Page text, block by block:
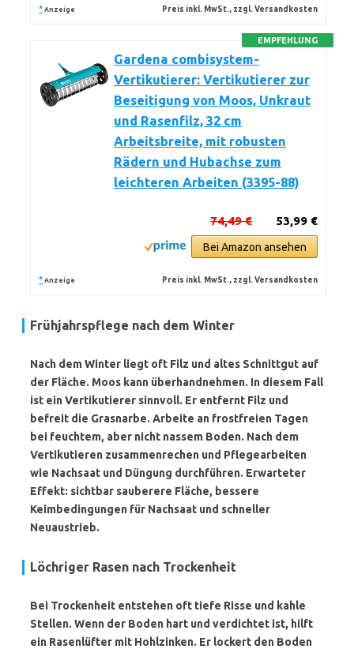
* Anzeige Preis inkl. MwSt., zzgl. Versandkosten
EMPFEHLUNG
Gardena combisystem-
Vertikutierer: Vertikutierer zur
Beseitigung von Moos, Unkraut
und Rasenfilz, 32 cm
Arbeitsbreite, mit robusten
Rädern und Hubachse zum
leichteren Arbeiten (3395-88)
53,99 €
74,49 €
Bei Amazon ansehen
* Anzeige Preis inkl. MwSt., zzgl. Versandkosten
Frühjahrspflege nach dem Winter
Nach dem Winter liegt oft Filz und altes Schnittgut auf
der Fläche. Moos kann überhandnehmen. In diesem Fall
ist einVertikutierer sinnvoll. Er entfernt Filz und
befreit die Grasnarbe. Arbeite an frostfreien Tagen
bei feuchtem, aber nicht nassem Boden. Nach dem
Vertikutieren zusammenrechen und Pflegearbeiten
wie Nachsaat und Düngung durchführen. Erwarteter
Effekt: sichtbar sauberere Fläche, bessere
Keimbedingungen für Nachsaat und schneller
Neuaustrieb.
Löchriger Rasen nach Trockenheit
Bei Trockenheit entstehen oft tiefe Risse und kahle
Stellen. Wenn der Boden hart und verdichtet ist, hilft
ein Rasenlüfter mit Hohlzinken. Er lockert den Boden